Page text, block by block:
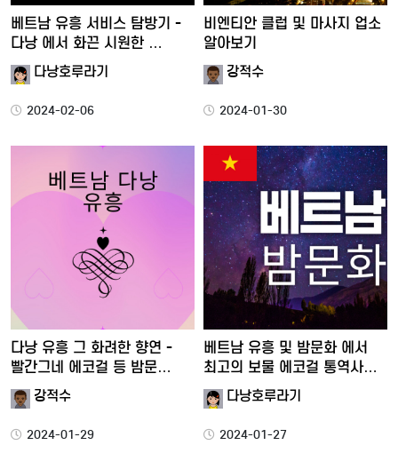
베트남 유흥 서비스 탐방기 -
다낭 에서 화끈 시원한 …
다낭호루라기
2024-02-06
비엔티안 클럽 및 마사지 업소
알아보기
강적수
2024-01-30
다낭 유흥 그 화려한 향연 -
빨간그네 에코걸 등 밤문…
강적수
2024-01-29
베트남 유흥 및 밤문화 에서
최고의 보물 에코걸 통역사…
다낭호루라기
2024-01-27